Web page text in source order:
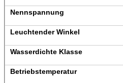
Nennspannung
Leuchtender Winkel
Wasserdichte Klasse
Betriebstemperatur